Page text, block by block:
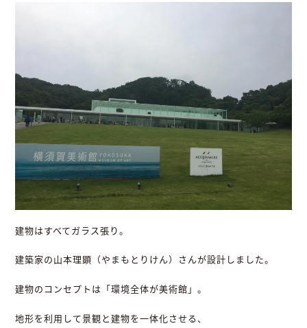
建物はすべてガラス張り。
建築家の山本理顕（やまもとりけん）さんが設計しました。
建物のコンセプトは「環境全体が美術館」。
地形を利用して景観と建物を一体化させる、